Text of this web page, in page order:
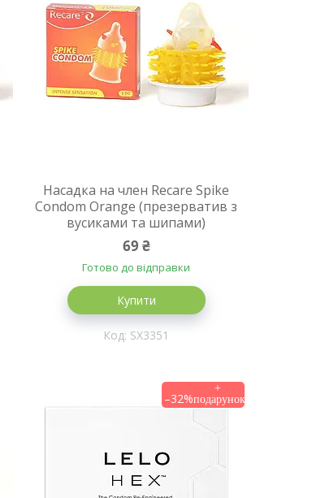
Насадка на член Recare Spike
Condom Orange (презерватив з
вусиками та шипами)
69 ₴
Готово до відправки
Купити
SX3351
–32%